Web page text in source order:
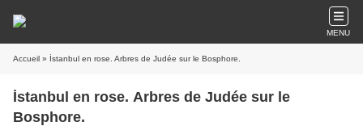
MENU
Accueil » İstanbul en rose. Arbres de Judée sur le Bosphore.
İstanbul en rose. Arbres de Judée sur le
Bosphore.